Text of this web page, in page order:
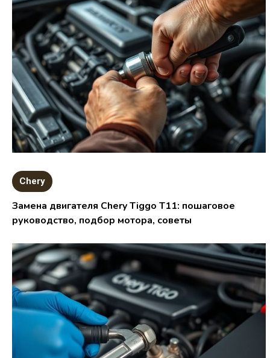
Chery
Замена двигателя Chery Tiggo T11: пошаговое
руководство, подбор мотора, советы